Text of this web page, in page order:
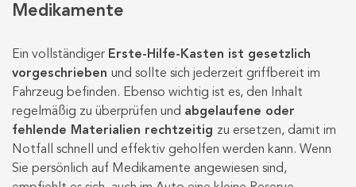
Medikamente
Ein vollständiger Erste-Hilfe-Kasten ist gesetzlich
vorgeschrieben und sollte sich jederzeit griffbereit im
Fahrzeug befinden. Ebenso wichtig ist es, den Inhalt
regelmäßig zu überprüfen und abgelaufene oder
fehlende Materialien rechtzeitig zu ersetzen, damit im
Notfall schnell und effektiv geholfen werden kann. Wenn
Sie persönlich auf Medikamente angewiesen sind,